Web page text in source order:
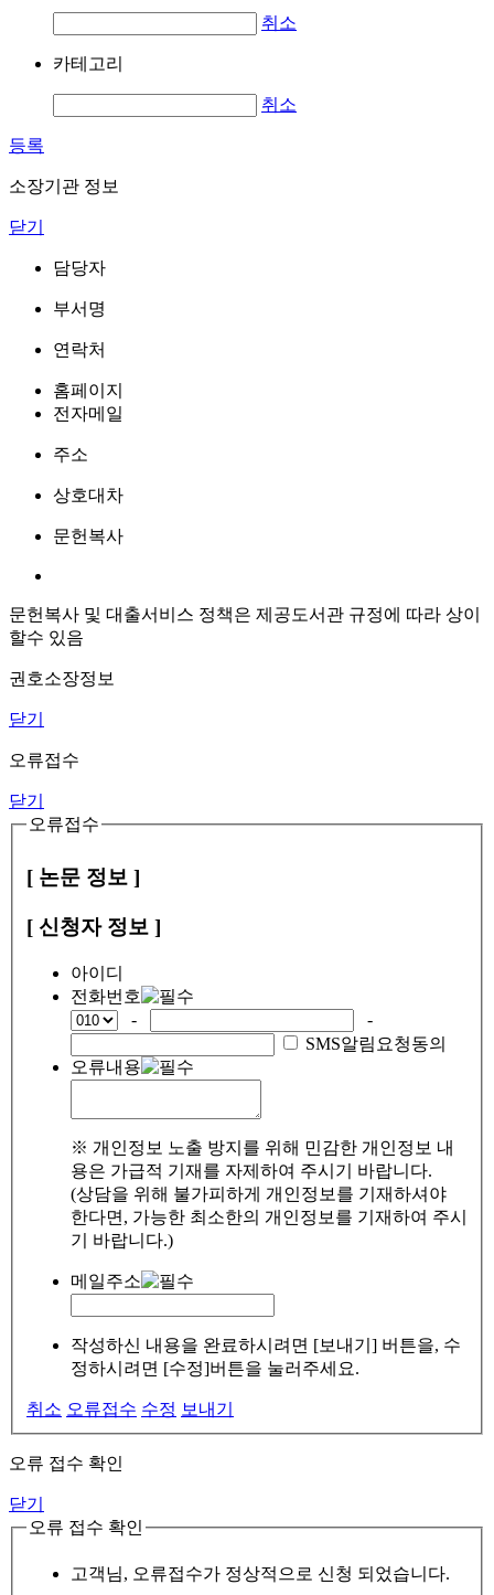
취소
카테고리
취소
등록
소장기관 정보
닫기
담당자
부서명
연락처
홈페이지
전자메일
주소
상호대차
문헌복사
문헌복사 및 대출서비스 정책은 제공도서관 규정에 따라 상이
할수 있음
권호소장정보
닫기
오류접수
닫기
오류접수
[ 논문 정보 ]
[ 신청자 정보 ]
아이디
전화번호
-
-
SMS알림요청동의
오류내용
※ 개인정보 노출 방지를 위해 민감한 개인정보 내
용은 가급적 기재를 자제하여 주시기 바랍니다.
(상담을 위해 불가피하게 개인정보를 기재하셔야
한다면, 가능한 최소한의 개인정보를 기재하여 주시
기 바랍니다.)
메일주소
작성하신 내용을 완료하시려면 [보내기] 버튼을, 수
정하시려면 [수정]버튼을 눌러주세요.
취소 오류접수 수정 보내기
오류 접수 확인
닫기
오류 접수 확인
고객님, 오류접수가 정상적으로 신청 되었습니다.